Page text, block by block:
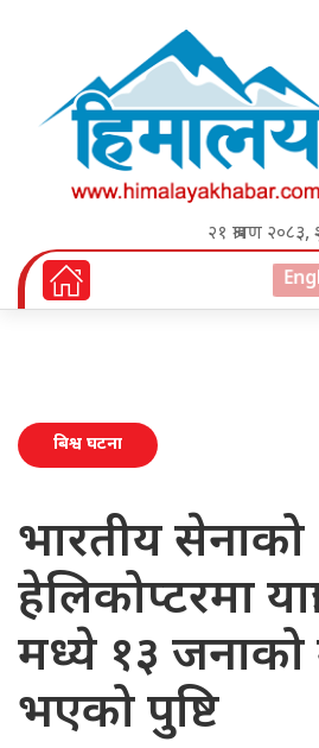
२१ श्रावण
बिश्व घटना
भारतीय सेनाको
हेलिकोप्टरमा
मध्ये १३ जनाको
भएको पुष्टि